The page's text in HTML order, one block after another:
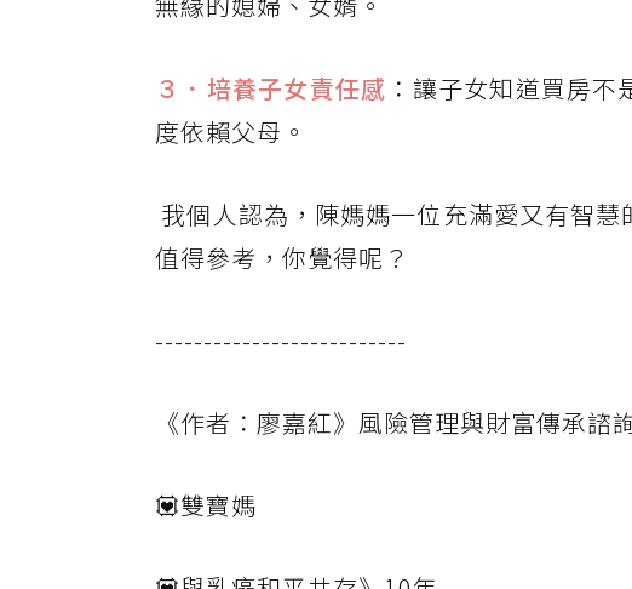
３．培養子女責任感 ：讓子女知道買房
度依賴父母。
我個人認為，陳媽媽一位充滿愛又有智慧
值得參考，你覺得呢？
--------------------------
《作者：廖嘉紅》風險管理與財富傳承諮
💟雙寶媽